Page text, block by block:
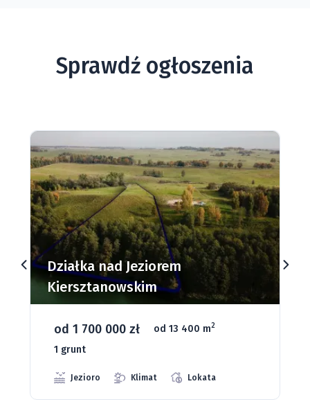
Sprawdź ogłoszenia
Działki budowlane nad Jeziorem
Dąbrowa Mała
od 93 280 zł od 1075 m